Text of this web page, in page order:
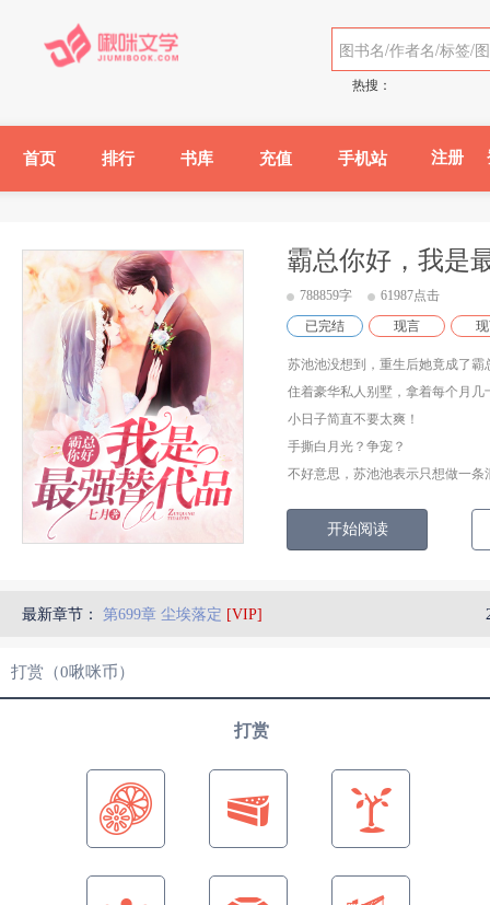
热搜：
首页 排行 书库 充值 手机站 注册
霸总你好，我是
788859字
61987点击
已完结
现言
苏池池没想到，重生后她竟成了霸
住着豪华私人别墅，拿着每个月几
小日子简直不要太爽！
手撕白月光？争宠？
不好意思，苏池池表示只想做一条
开始阅读
最新章节： 第699章 尘埃落定 [VIP]
打赏（0啾咪币）
打赏